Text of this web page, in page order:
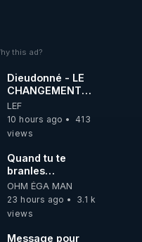
this ad?
Dieudonné - LE
CHANGEMENT
C'EST
MAINTENANT
LEF
10 hours ago
413
views
Quand tu te
branles
bonhomme tu
émets des ondes
ils ont juste omis
OHM ÉGA MAN
23 hours ago
3.1 k
views
Message pour